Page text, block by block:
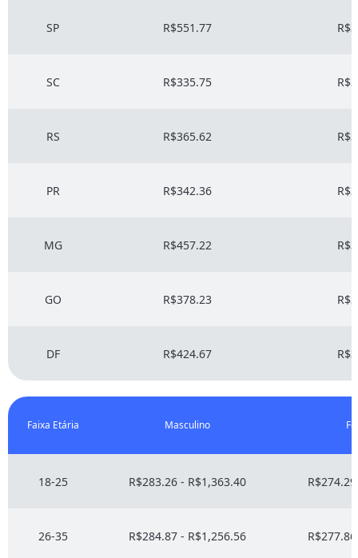
SP R$551.77
SC R$335.75
RS R$365.62
PR R$342.36
MG R$457.22
GO R$378.23
DF R$424.67
Faixa Etária Masculino
18-25 R$283.26 - R$1,363.40
26-35 R$284.87 - R$1,256.56